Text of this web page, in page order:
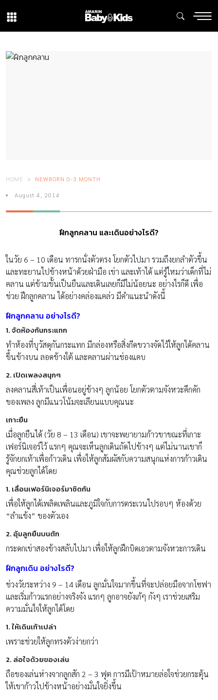
HOME NEWBORN 0-3 MONTH
August 4, 2014
ฝึกลูกคลาน และเดินอย่างไรดี?
ในวัย 6 – 10 เดือน ทารกนั่งตัวตรง โยกตัวไปมา รวมถึงยกลำตัวขึ้น
และทะยานไปข้างหน้าด้วยฝ่ามือ เข่า และเท้าได้ แต่รู้ไหมว่าเด็กที่ไม่
คลาน แต่ข้ามขั้นเป็นยืนและเดินเลยก็มีไม่น้อยนะ อย่างไรก็ดี เพื่อ
ช่วย ฝึกลูกคลาน ได้อย่างคล่องแคล่ว มีคำแนะนำดังนี้
ฝึกลูกคลาน อย่างไรดี?
1. จัดห้องกันกระแทก
ทำห้องที่บุวัสดุกันกระแทก มีกล่องหรือสิ่งกีดขวางจัดไว้ให้ลูกได้คลาน
ขึ้นข้างบน ลอดข้างใต้ และคลานผ่านช่องแคบ
2. เปิดเพลงสนุกๆ
ลงคลานสี่เท้าเป็นเพื่อนอยู่ข้างๆ ลูกน้อย โยกตัวตามจังหวะคึกคัก
ของเพลง ลูกมีแนวโน้มจะเลียนแบบคุณนะ
เกาะยืน
เมื่อลูกยืนได้ (วัย 8 – 13 เดือน) เขาจะพยายามก้าวขาขณะที่เกาะ
เฟอร์นิเจอร์ไว้ แรกๆ คุณจะเห็นลูกเดินถัดไปข้างๆ แต่ไม่นานเขาก็
รู้จักยกเท้าเพื่อก้าวเดิน เพื่อให้ลูกสัมผัสกับความสนุกแห่งการก้าวเดิน
คุณช่วยลูกได้โดย
1. เลื่อนเฟอร์นิเจอร์มาชิดกัน
เพื่อให้ลูกได้เพลิดเพลินและภูมิใจกับการตระเวนไปรอบๆ ห้องด้วย
“ลำแข้ง” ของตัวเอง
2. อุ้มลูกยืนบนตัก
กระดกเข่าสองข้างสลับไปมา เพื่อให้ลูกฝึกบิดเอวตามจังหวะการเดิน
ฝึกลูกเดิน อย่างไรดี?
ช่วงวัยระหว่าง 9 – 14 เดือน ลูกมั่นใจมากขึ้นที่จะปล่อยมือจากโซฟา
และเริ่มก้าวแรกอย่างจริงจัง แรกๆ ลูกอาจยังเก้ๆ กังๆ เราช่วยเสริม
ความมั่นใจให้ลูกได้โดย
1. ให้เดินเท้าเปล่า
เพราะช่วยให้ลูกทรงตัวง่ายกว่า
2. ล่อใจด้วยของเล่น
ถือของเล่นห่างจากลูกสัก 2 – 3 ฟุต การมีเป้าหมายล่อใจช่วยกระตุ้น
ให้เขาก้าวไปข้างหน้าอย่างมั่นใจยิ่งขึ้น